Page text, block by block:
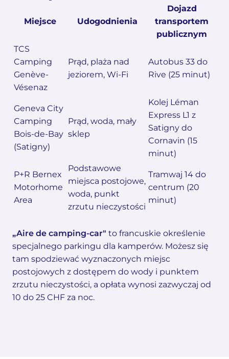
Miejsce Udogodnienia
Dojazd
transportem
publicznym
TCS
Camping
Genève-
Vésenaz
Prąd, plaża nad
jeziorem, Wi-Fi
Autobus 33 do
Rive (25 minut)
Geneva City
Camping
Bois-de-Bay
(Satigny)
Prąd, woda, mały
sklep
Kolej Léman
Express L1 z
Satigny do
Cornavin (15
minut)
P+R Bernex
Motorhome
Area
Podstawowe
miejsca postojowe,
woda, punkt
zrzutu nieczystości
Tramwaj 14 do
centrum (20
minut)
„Aire de camping-car" to francuskie określenie
specjalnego parkingu dla kamperów. Możesz się
tam spodziewać wyznaczonych miejsc
postojowych z dostępem do wody i punktem
zrzutu nieczystości, a opłata wynosi zazwyczaj od
10 do 25 CHF za noc.